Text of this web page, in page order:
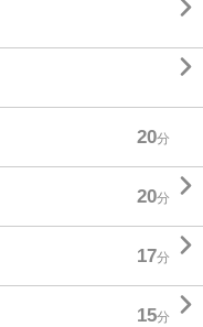


20分
20分 
17分 
15分 